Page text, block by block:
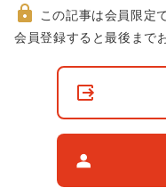
非
この記事は会員限定
会員登録すると最後まで